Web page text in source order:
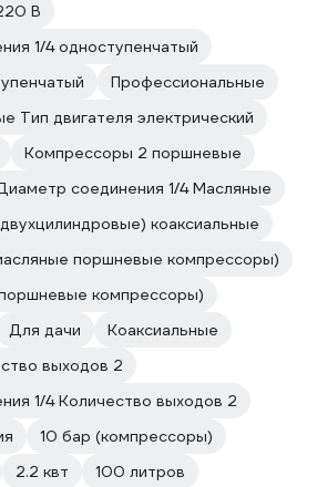
В
1/4 одноступенчатый
Профессиональные
Тип двигателя электрический
Компрессоры 2 поршневые
соединения 1/4 Масляные
коаксиальные
поршневые компрессоры)
компрессоры)
Для дачи
Коаксиальные
выходов 2
1/4 Количество выходов 2
10 бар (компрессоры)
2.2 квт
100 литров